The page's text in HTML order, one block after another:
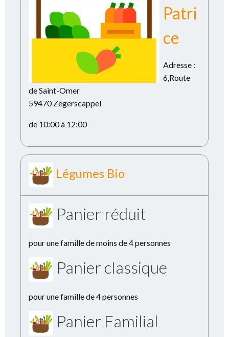
Patri
ce
Adresse :
6,Route
de Saint-Omer
59470 Zegerscappel
de 10:00 à 12:00
Légumes Bio
Panier réduit
pour une famille de moins de 4 personnes
Panier classique
pour une famille de 4 personnes
Panier Familial